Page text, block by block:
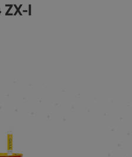
ZX-I